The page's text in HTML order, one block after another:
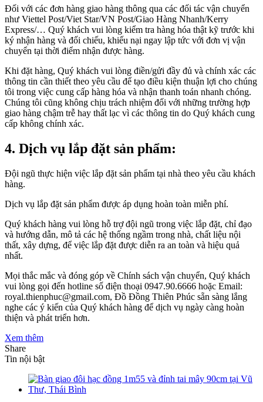
Đối với các đơn hàng giao hàng thông qua các đối tác vận chuyển
như Viettel Post/Viet Star/VN Post/Giao Hàng Nhanh/Kerry
Express/… Quý khách vui lòng kiểm tra hàng hóa thật kỹ trước khi
ký nhận hàng và đối chiếu, khiếu nại ngay lập tức với đơn vị vận
chuyển tại thời điểm nhận được hàng.
Khi đặt hàng, Quý khách vui lòng điền/gửi đầy đủ và chính xác các
thông tin cần thiết theo yêu cầu để tạo điều kiện thuận lợi cho chúng
tôi trong việc cung cấp hàng hóa và nhận thanh toán nhanh chóng.
Chúng tôi cũng không chịu trách nhiệm đối với những trường hợp
giao hàng chậm trễ hay thất lạc vì các thông tin do Quý khách cung
cấp không chính xác.
4. Dịch vụ lắp đặt sản phẩm:
Đội ngũ thực hiện việc lắp đặt sản phẩm tại nhà theo yêu cầu khách
hàng.
Dịch vụ lắp đặt sản phẩm được áp dụng hoàn toàn miễn phí.
Quý khách hàng vui lòng hỗ trợ đội ngũ trong việc lắp đặt, chỉ đạo
và hướng dẫn, mô tả các hệ thống ngầm trong nhà, chất liệu nội
thất, xây dựng, để việc lắp đặt được diễn ra an toàn và hiệu quả
nhất.
Mọi thắc mắc và đóng góp về Chính sách vận chuyển, Quý khách
vui lòng gọi đến hotline số điện thoại 0947.90.6666 hoặc Email:
royal.thienphuc@gmail.com, Đồ Đồng Thiên Phúc sẵn sàng lắng
nghe các ý kiến của Quý khách hàng để dịch vụ ngày càng hoàn
thiện và phát triển hơn.
Xem thêm
Share
Tin nội bật